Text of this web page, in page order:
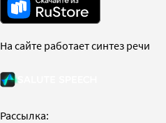
На сайте работает синтез речи
Рассылка: